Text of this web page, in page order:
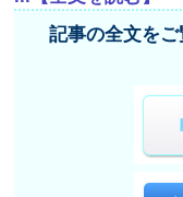
記事の全文を